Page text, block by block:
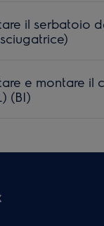
il serbatoio
e montare il
(BI)